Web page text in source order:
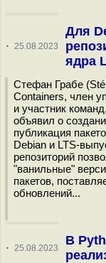
· 25.08.2023
Для
ядра
Стефан Грабе
Containers, член
и участник
объявил о
публикация
Debian и LTS-
репозиторий
"ванильные"
пакетов,
обновлений...
· 25.08.2023
В